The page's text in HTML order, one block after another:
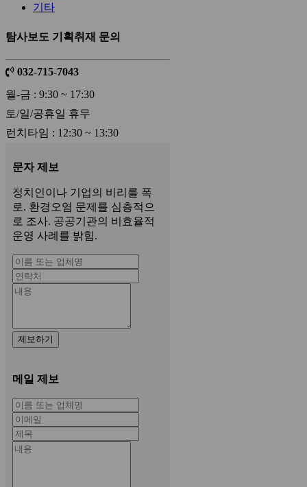
기타
탐사보도 기획취재 문의
032-715-7043
월-금 : 9:30 ~ 17:30
토/일/공휴일 휴무
런치타임 : 12:30 ~ 13:30
문자 제보
정치인이나 기업의 비리를 폭
로. 환경오염 문제를 심층적으
로 조사. 공공기관의 비효율적
운영 사례를 밝힘.
제보하기
메일 제보